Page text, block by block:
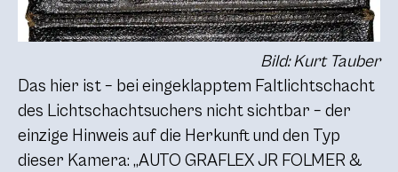
Bild: Kurt Tauber
Das hier ist – bei eingeklapptem Faltlichtschacht
des Lichtschachtsuchers nicht sichtbar – der
einzige Hinweis auf die Herkunft und den Typ
dieser Kamera: „AUTO GRAFLEX JR FOLMER &